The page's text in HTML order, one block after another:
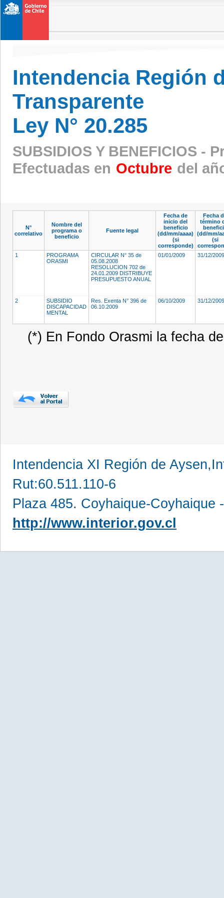
Intendencia Región
Transparente
Ley N° 20.285
SUBSIDIOS Y BENEFICIOS -
Efectuadas en Octubre del
N°
correlativo
Nombre del
programa o
beneficio
Fuente legal
Fecha de
inicio del
beneficio
(dd/mm/aaaa)
(si
corresponde)
Fecha
término
(dd/mm/
(si
1
PROGRAMA
ORASMI
CIRCULAR N° 35 de
05.08.2008
RESOLUCION 702 de
24.01.2009 DISTRIBUYE
PRESUPUESTO ANUAL
01/01/2009 31/12/2009
2
SUBSIDIO
DISCAPACIDAD
MENTAL
Res. Exenta N° 396 de
06.10.2009
06/10/2009 31/12/2009
(*) En Fondo Orasmi la fecha
Intendencia XI Región de
Rut:60.511.110-6
Plaza 485. Coyhaique-Coyhaique
http://www.interior.gov.cl